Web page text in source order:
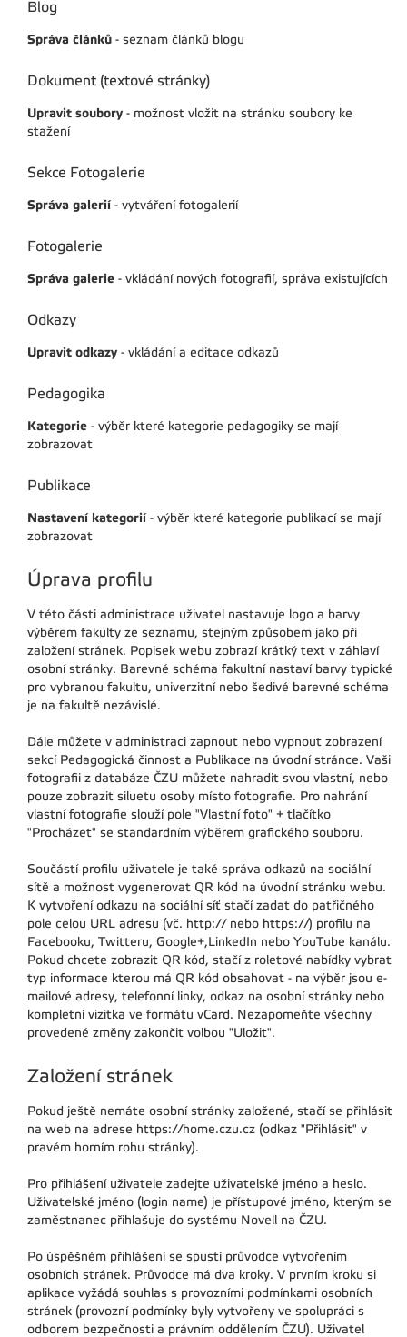
Blog
Správa článků - seznam článků blogu
Dokument (textové stránky)
Upravit soubory - možnost vložit na stránku soubory ke
stažení
Sekce Fotogalerie
Správa galerií - vytváření fotogalerií
Fotogalerie
Správa galerie - vkládání nových fotografií, správa existujících
Odkazy
Upravit odkazy - vkládání a editace odkazů
Pedagogika
Kategorie - výběr které kategorie pedagogiky se mají
zobrazovat
Publikace
Nastavení kategorií - výběr které kategorie publikací se mají
zobrazovat
Úprava profilu
V této části administrace uživatel nastavuje logo a barvy
výběrem fakulty ze seznamu, stejným způsobem jako při
založení stránek. Popisek webu zobrazí krátký text v záhlaví
osobní stránky. Barevné schéma fakultní nastaví barvy typické
pro vybranou fakultu, univerzitní nebo šedivé barevné schéma
je na fakultě nezávislé.
Dále můžete v administraci zapnout nebo vypnout zobrazení
sekcí Pedagogická činnost a Publikace na úvodní stránce. Vaši
fotografii z databáze ČZU můžete nahradit svou vlastní, nebo
pouze zobrazit siluetu osoby místo fotografie. Pro nahrání
vlastní fotografie slouží pole "Vlastní foto" + tlačítko
"Procházet" se standardním výběrem grafického souboru.
Součástí profilu uživatele je také správa odkazů na sociální
sítě a možnost vygenerovat QR kód na úvodní stránku webu.
K vytvoření odkazu na sociální síť stačí zadat do patřičného
pole celou URL adresu (vč. http:// nebo https://) profilu na
Facebooku, Twitteru, Google+,LinkedIn nebo YouTube kanálu.
Pokud chcete zobrazit QR kód, stačí z roletové nabídky vybrat
typ informace kterou má QR kód obsahovat - na výběr jsou e-
mailové adresy, telefonní linky, odkaz na osobní stránky nebo
kompletní vizitka ve formátu vCard. Nezapomeňte všechny
provedené změny zakončit volbou "Uložit".
Založení stránek
Pokud ještě nemáte osobní stránky založené, stačí se přihlásit
na web na adrese https://home.czu.cz (odkaz "Přihlásit" v
pravém horním rohu stránky).
Pro přihlášení uživatele zadejte uživatelské jméno a heslo.
Uživatelské jméno (login name) je přístupové jméno, kterým se
zaměstnanec přihlašuje do systému Novell na ČZU.
Po úspěšném přihlášení se spustí průvodce vytvořením
osobních stránek. Průvodce má dva kroky. V prvním kroku si
aplikace vyžádá souhlas s provozními podmínkami osobních
stránek (provozní podmínky byly vytvořeny ve spolupráci s
odborem bezpečnosti a právním oddělením ČZU). Uživatel